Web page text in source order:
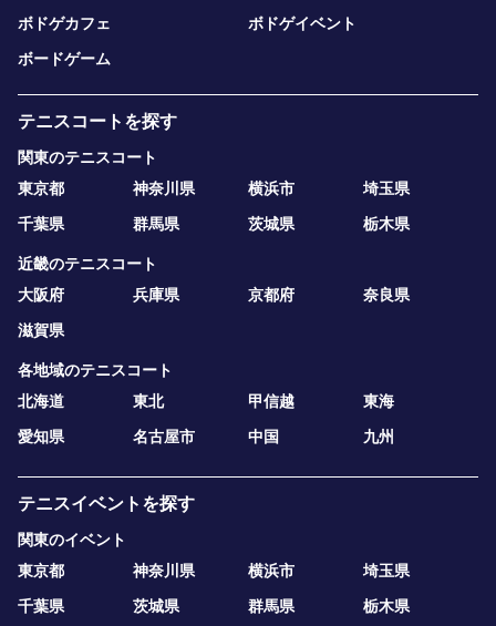
ボドゲカフェ
ボドゲイベント
ボードゲーム
テニスコートを探す
関東のテニスコート
東京都
神奈川県 横浜市
埼玉県
千葉県
群馬県 茨城県 栃木県
近畿のテニスコート
大阪府
兵庫県 京都府
奈良県
滋賀県
各地域のテニスコート
北海道
東北 甲信越
東海
愛知県
名古屋市 中国 九州
テニスイベントを探す
関東のイベント
東京都
神奈川県 横浜市
埼玉県
千葉県
茨城県 群馬県 栃木県